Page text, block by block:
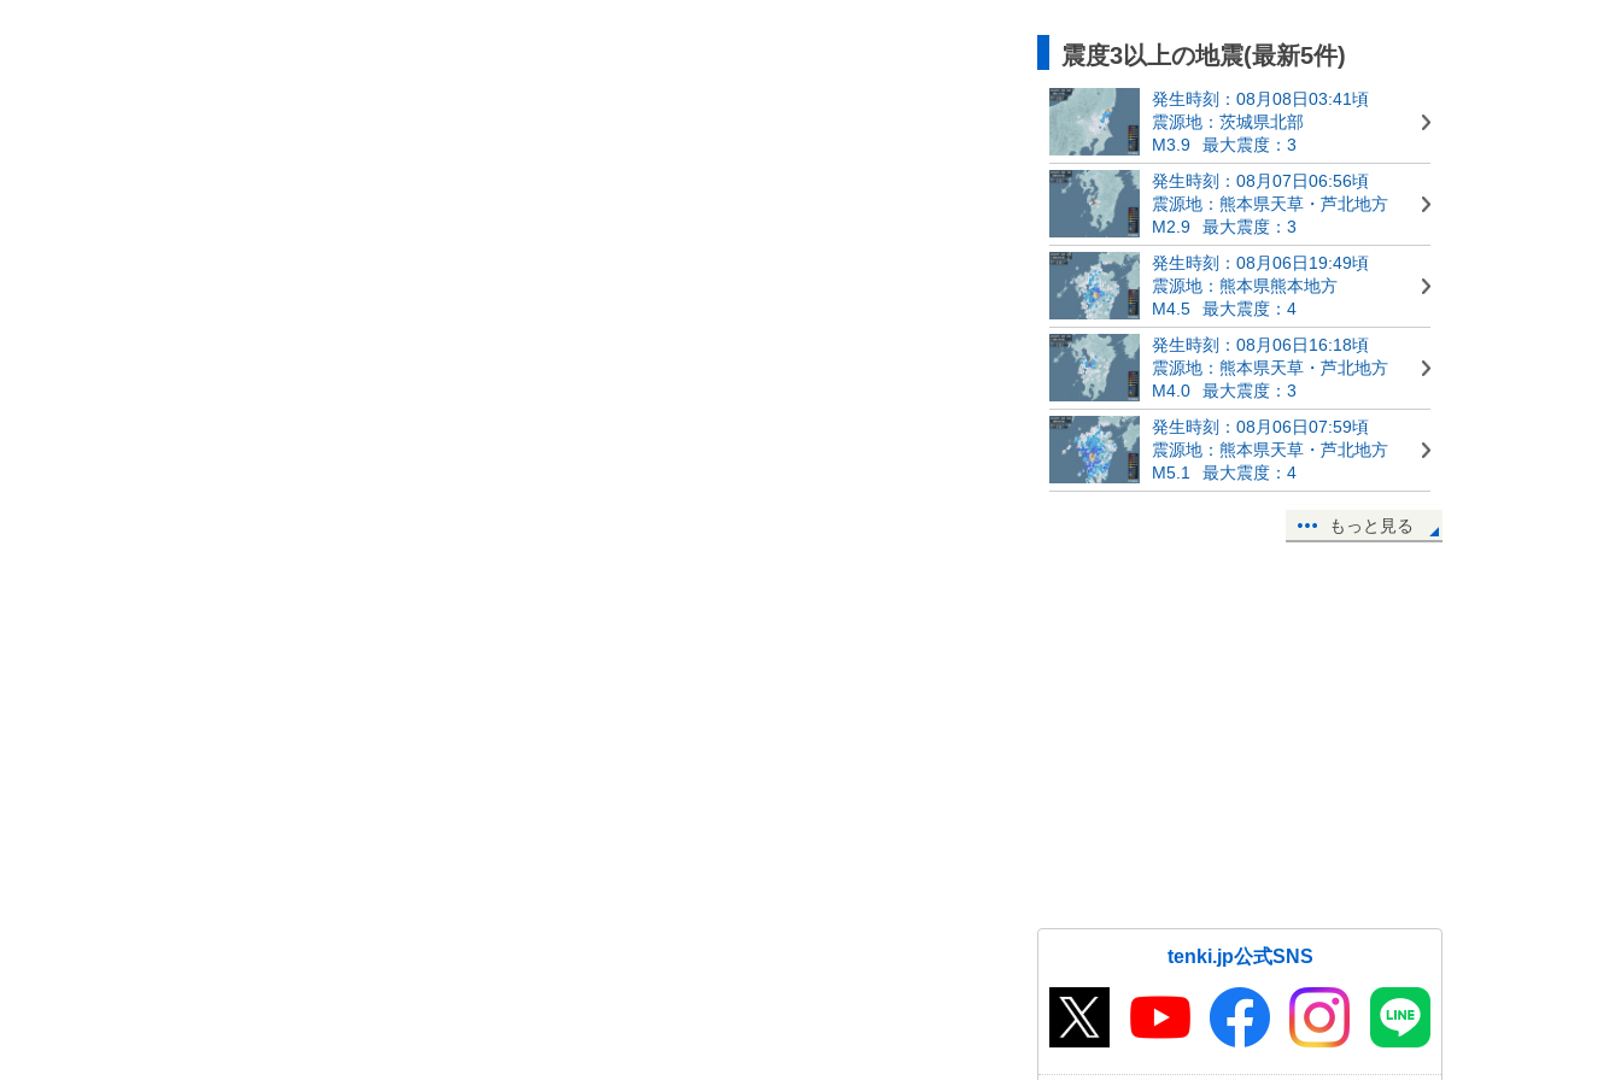
震度3以上の地震(最新5件)
発生時刻：08月08日03:41頃
震源地：茨城県北部
M3.9
最大震度：3
発生時刻：08月07日06:56頃
震源地：熊本県天草・芦北地方
M2.9
最大震度：3
発生時刻：08月06日19:49頃
震源地：熊本県熊本地方
M4.5
最大震度：4
発生時刻：08月06日16:18頃
震源地：熊本県天草・芦北地方
M4.0
最大震度：3
発生時刻：08月06日07:59頃
震源地：熊本県天草・芦北地方
M5.1
最大震度：4
もっと見る
tenki.jp公式SNS